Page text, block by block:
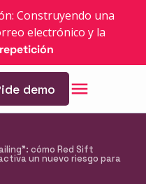
Construyendo una
electrónico y la
demo
cómo Red Sift
un nuevo riesgo para